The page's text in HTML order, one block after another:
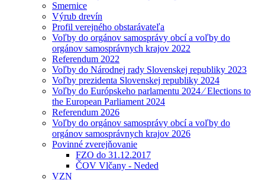
Smernice
Výrub drevín
Profil verejného obstarávateľa
Voľby do orgánov samosprávy obcí a voľby do
orgánov samosprávnych krajov 2022
Referendum 2022
Voľby do Národnej rady Slovenskej republiky 2023
Voľby prezidenta Slovenskej republiky 2024
Voľby do Európskeho parlamentu 2024 ⁄ Elections to
the European Parliament 2024
Referendum 2026
Voľby do orgánov samosprávy obcí a voľby do
orgánov samosprávnych krajov 2026
Povinné zverejňovanie
FZO do 31.12.2017
ČOV Vlčany - Neded
VZN